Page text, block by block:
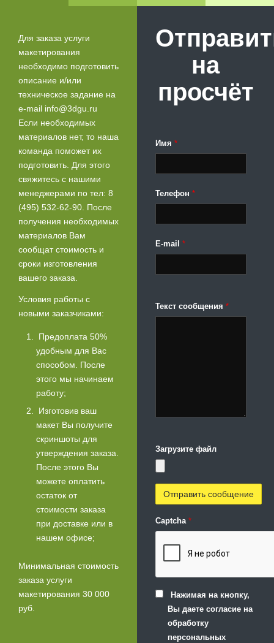
Для заказа услуги
макетирования
необходимо подготовить
описание и/или
техническое задание на
e-mail info@3dgu.ru
Если необходимых
материалов нет, то наша
команда поможет их
подготовить. Для этого
свяжитесь с нашими
менеджерами по тел: 8
(495) 532-62-90. После
получения необходимых
материалов Вам
сообщат стоимость и
сроки изготовления
вашего заказа.
Условия работы с
новыми заказчиками:
Предоплата 50%
удобным для Вас
способом. После
этого мы начинаем
работу;
Изготовив ваш
макет Вы получите
скриншоты для
утверждения заказа.
После этого Вы
можете оплатить
остаток от
стоимости заказа
при доставке или в
нашем офисе;
Минимальная стоимость
заказа услуги
макетирования 30 000
руб.
на
просчёт
Имя *
Телефон *
E-mail *
Текст сообщения *
Загрузите файл
Captcha *
Нажимая на кнопку,
Вы даете согласие на
обработку
персональных